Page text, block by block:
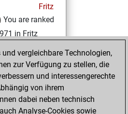
Fritz
You are ranked
in Fritz
Mai 19,
You achieved a
of 1
vergleichbare Technologien,
zur Verfügung zu stellen, die
und interessengerechte
von ihrem
dabei neben technisch
Analyse-Cookies sowie